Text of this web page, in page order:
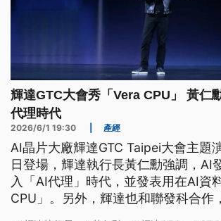
輝達GTC大會秀「Vera CPU」 黃仁
代理時代
2026/6/1 19:30 產經
AI晶片大廠輝達GTC Taipei大會主題
日登場，輝達執行長黃仁勳強調，AI
入「AI代理」時代，並發表用在AI資
CPU」。另外，輝達也和聯發科合作